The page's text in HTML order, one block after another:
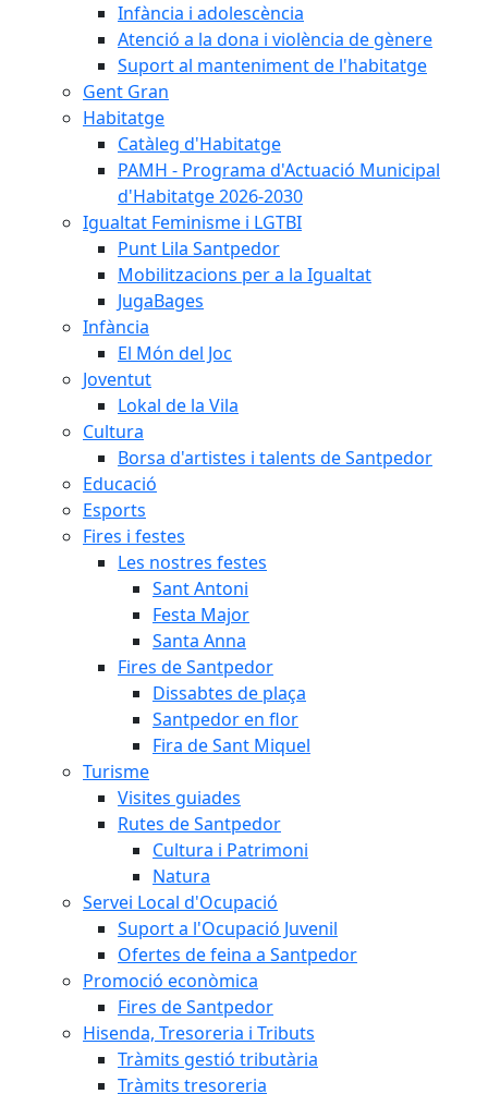
Infància i adolescència
Atenció a la dona i violència de gènere
Suport al manteniment de l'habitatge
Gent Gran
Habitatge
Catàleg d'Habitatge
PAMH - Programa d'Actuació Municipal
d'Habitatge 2026-2030
Igualtat Feminisme i LGTBI
Punt Lila Santpedor
Mobilitzacions per a la Igualtat
JugaBages
Infància
El Món del Joc
Joventut
Lokal de la Vila
Cultura
Borsa d'artistes i talents de Santpedor
Educació
Esports
Fires i festes
Les nostres festes
Sant Antoni
Festa Major
Santa Anna
Fires de Santpedor
Dissabtes de plaça
Santpedor en flor
Fira de Sant Miquel
Turisme
Visites guiades
Rutes de Santpedor
Cultura i Patrimoni
Natura
Servei Local d'Ocupació
Suport a l'Ocupació Juvenil
Ofertes de feina a Santpedor
Promoció econòmica
Fires de Santpedor
Hisenda, Tresoreria i Tributs
Tràmits gestió tributària
Tràmits tresoreria